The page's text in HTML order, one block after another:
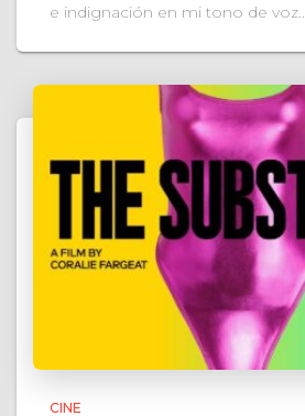
e indignación en mi tono de
CINE